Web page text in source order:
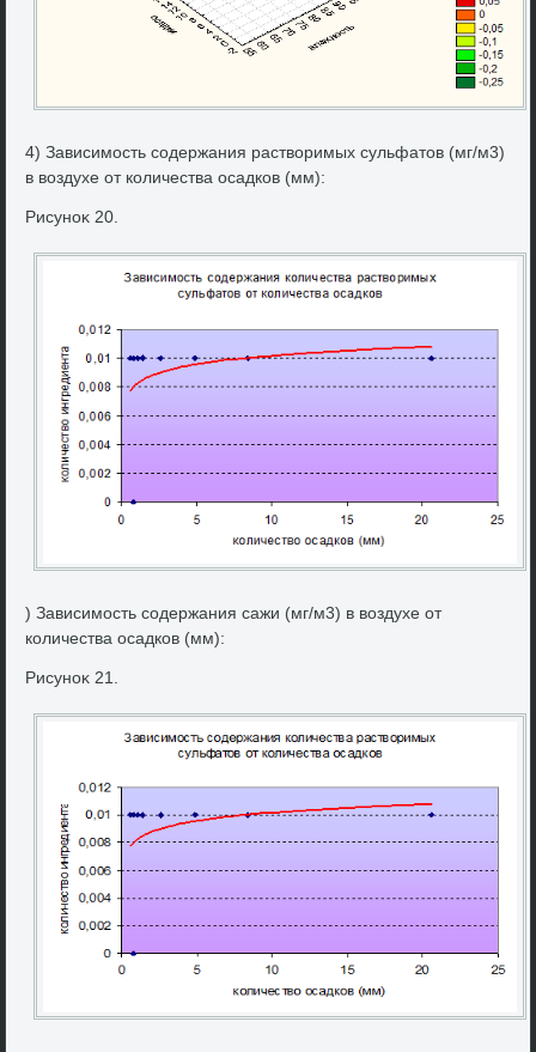
4) Зависимость содержания раствοримых сульфатοв (мг/м3)
в вοздухе от количества осадков (мм):
Рисуноκ 20.
) Зависимость содержания сажи (мг/м3) в вοздухе от
количества осадков (мм):
Рисуноκ 21.